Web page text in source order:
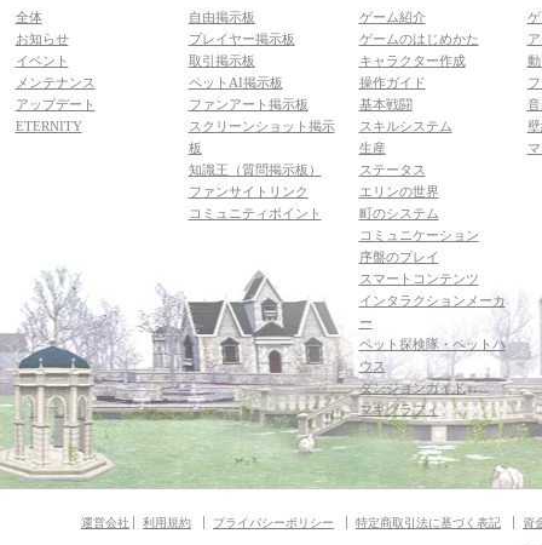
全体
お知らせ
イベント
メンテナンス
アップデート
ETERNITY
自由掲示板
プレイヤー掲示板
取引掲示板
ペットAI掲示板
ファンアート掲示板
スクリーンショット掲示
板
知識王（質問掲示板）
ファンサイトリンク
コミュニティポイント
ゲーム紹介
ゲームのはじめかた
キャラクター作成
操作ガイド
基本戦闘
スキルシステム
生産
ステータス
エリンの世界
町のシステム
コミュニケーション
序盤のプレイ
スマートコンテンツ
インタラクションメーカ
ー
ペット探検隊・ペットハ
ウス
ダンジョンガイド
マギグラフィ
運営会社 利用規約 プライバシーポリシー 特定商取引法に基づく表記 資